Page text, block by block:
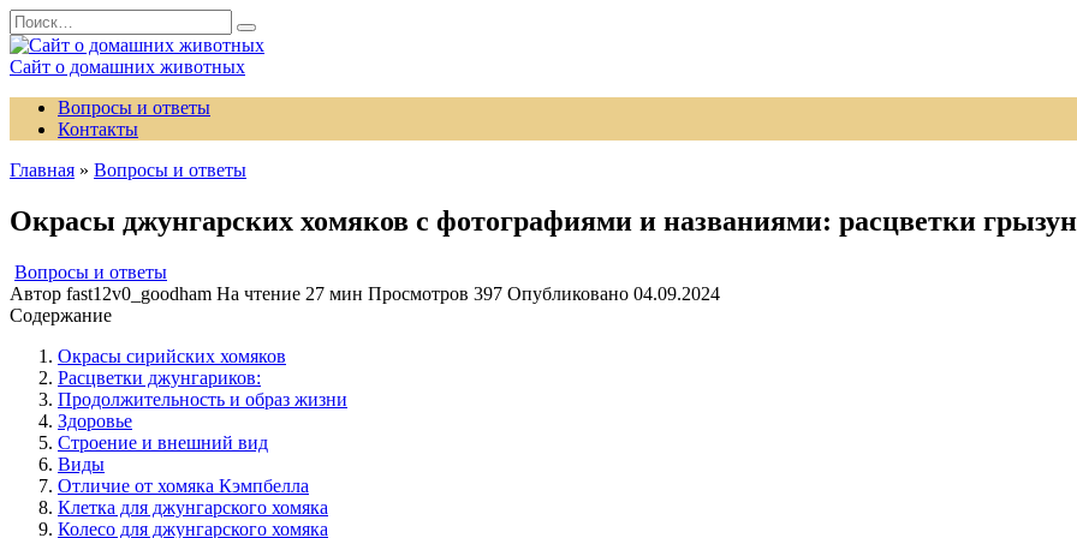
Перейти
к
содержанию
Search
for:
Сайт о домашних животных
Вопросы и ответы
Контакты
Главная » Вопросы и ответы
Окрасы джунгарских хомяков с фотографиями и названиями: расцветки
Вопросы и ответы
Автор fast12v0_goodham На чтение 27 мин Просмотров 397 Опубликовано 04.09.2024
Содержание
Окрасы сирийских хомяков
Расцветки джунгариков:
Продолжительность и образ жизни
Здоровье
Строение и внешний вид
Виды
Отличие от хомяка Кэмпбелла
Клетка для джунгарского хомяка
Колесо для джунгарского хомяка